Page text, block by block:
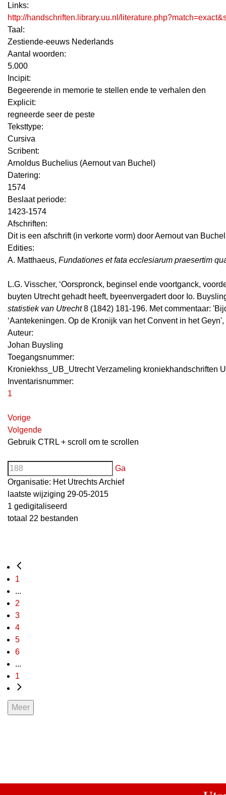
Links:
http://handschriften.library.uu.nl/
Taal:
Zestiende-eeuws Nederlands
Aantal woorden:
5.000
Incipit:
Begeerende in memorie te stellen ende te verhalen den
Explicit:
regneerde seer de peste
Teksttype:
Cursiva
Scribent:
Arnoldus Buchelius (Aernout van Buchel)
Datering:
1574
Beslaat periode:
1423-1574
Afschriften:
Dit is een afschrift (in verkorte vorm) door Aernout van
Edities:
A. Matthaeus, Fundationes et fata ecclesiarum praesertim
L.G. Visscher, ‘Oorspronck, beginsel ende voortganck,
buyten Utrecht gehadt heeft, byeenvergadert door Io.
statistiek van Utrecht8 (1842) 181-196. Met commentaar:
‘Aantekeningen. Op de Kronijk van het Convent in het
Auteur:
Johan Buysling
Toegangsnummer:
Kroniekhss_UB_Utrecht Verzameling kroniekhandschriften
Inventarisnummer:
1
Vorige
Volgende
Gebruik CTRL + scroll om te scrollen
Ga
Organisatie: Het Utrechts Archief
laatste wijziging 29-05-2015
1 gedigitaliseerd
totaal 22 bestanden
1
...
2
3
4
5
6
...
1
Meer